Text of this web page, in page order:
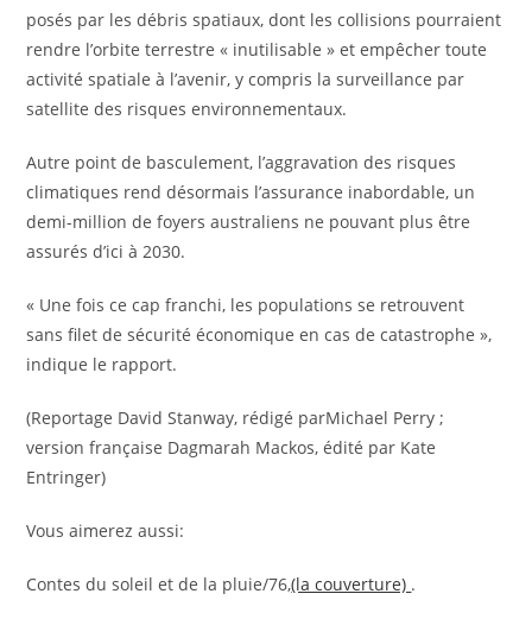
posés par les débris spatiaux, dont les collisions pourraient
rendre l’orbite terrestre « inutilisable » et empêcher toute
activité spatiale à l’avenir, y compris la surveillance par
satellite des risques environnementaux.
Autre point de basculement, l’aggravation des risques
climatiques rend désormais l’assurance inabordable, un
demi-million de foyers australiens ne pouvant plus être
assurés d’ici à 2030.
« Une fois ce cap franchi, les populations se retrouvent
sans filet de sécurité économique en cas de catastrophe »,
indique le rapport.
(Reportage David Stanway, rédigé parMichael Perry ;
version française Dagmarah Mackos, édité par Kate
Entringer)
Vous aimerez aussi:
Contes du soleil et de la pluie/76,(la couverture) .